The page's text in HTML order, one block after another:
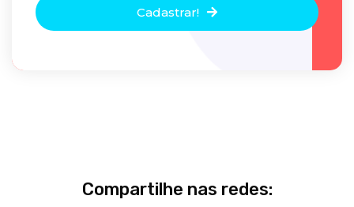
Cadastrar!
Compartilhe nas redes: